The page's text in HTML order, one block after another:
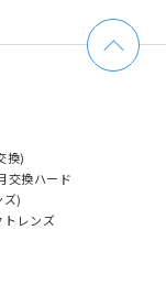
換)
交換ハード
ズ)
トレンズ